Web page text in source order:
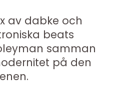
av dabke och
beats
samman
på den